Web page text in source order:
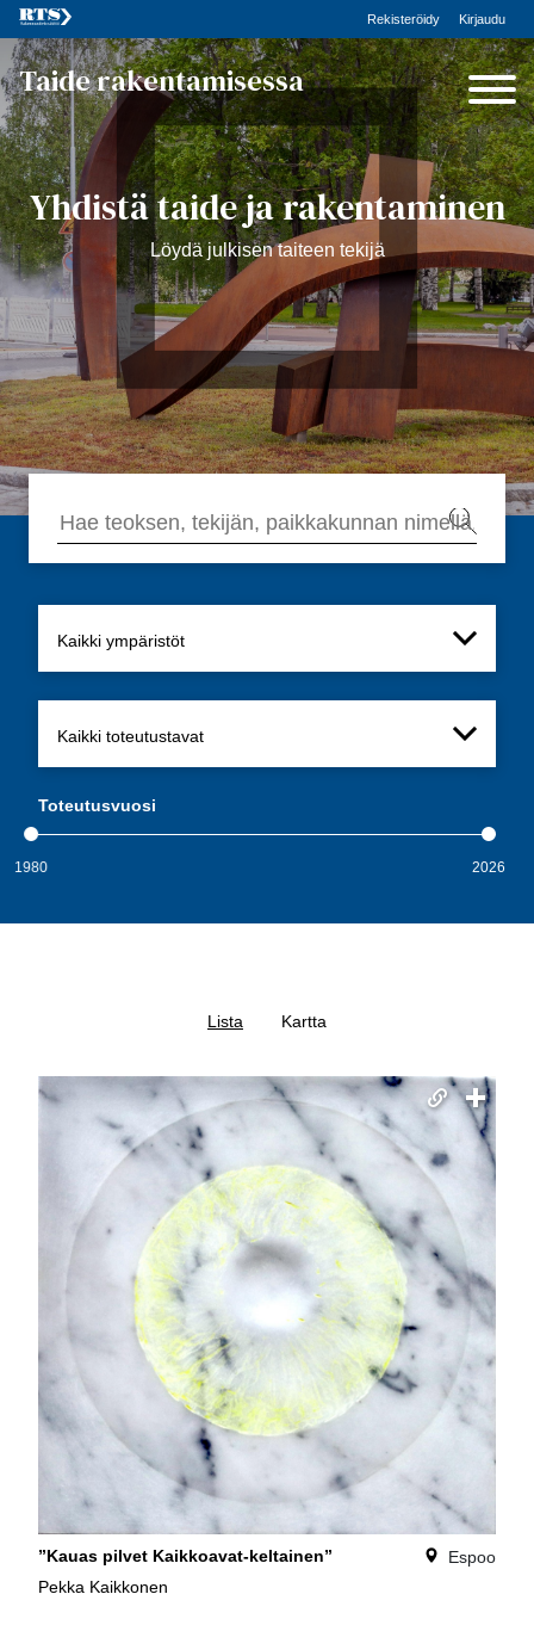
Rekisteröidy Kirjaudu
Taide rakentamisessa
Yhdistä taide ja rakentaminen
Löydä julkisen taiteen tekijä
Hae
Toteutusvuosi
1980 2026
Lista Kartta
”Kauas pilvet Kaikkoavat-keltainen”
Pekka Kaikkonen
Espoo